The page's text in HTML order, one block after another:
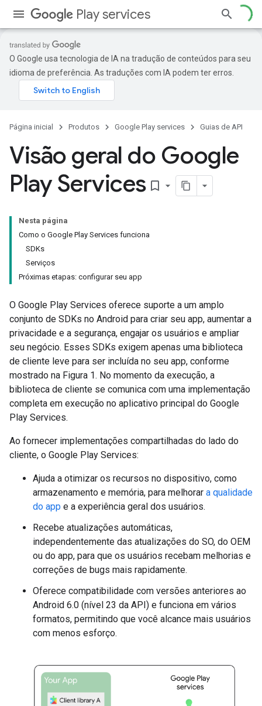
Play services
O Google usa tecnologia de IA na tradução de conteúdos para seu
idioma de preferência. As traduções com IA podem ter erros.
Página inicial Produtos Google Play services Guias de API
Visão geral do Google
Play Services bookmark_border
Nesta página
Como o Google Play Services funciona
SDKs
Serviços
Próximas etapas: configurar seu app
O Google Play Services oferece suporte a um amplo
conjunto de SDKs no Android para criar seu app, aumentar a
privacidade e a segurança, engajar os usuários e ampliar
seu negócio. Esses SDKs exigem apenas uma biblioteca
de cliente leve para ser incluída no seu app, conforme
mostrado na Figura 1. No momento da execução, a
biblioteca de cliente se comunica com uma implementação
completa em execução no aplicativo principal do Google
Play Services.
Ao fornecer implementações compartilhadas do lado do
cliente, o Google Play Services:
Ajuda a otimizar os recursos no dispositivo, como
armazenamento e memória, para melhorar a qualidade
do app e a experiência geral dos usuários.
Recebe atualizações automáticas,
independentemente das atualizações do SO, do OEM
ou do app, para que os usuários recebam melhorias e
correções de bugs mais rapidamente.
Oferece compatibilidade com versões anteriores ao
Android 6.0 (nível 23 da API) e funciona em vários
formatos, permitindo que você alcance mais usuários
com menos esforço.